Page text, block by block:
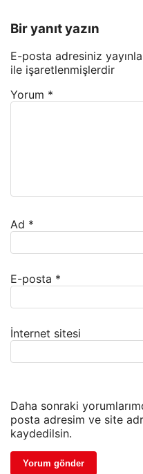
Bir yanıt yazın
E-posta adresiniz
ile işaretlenmişlerdir
Yorum *
Ad *
E-posta *
İnternet sitesi
Daha sonraki
posta adresim ve site
kaydedilsin.